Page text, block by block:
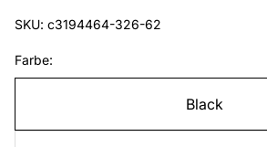
SKU: c3194464-326-62
Farbe:
Black